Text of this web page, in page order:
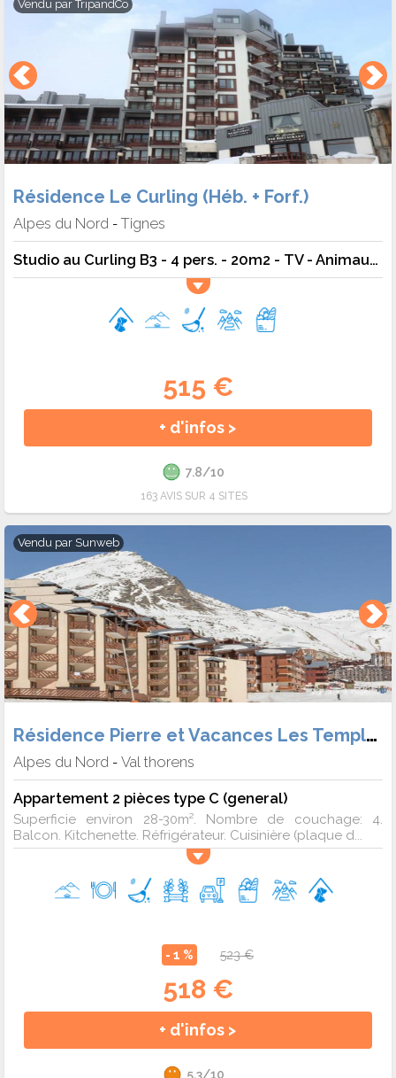
Vendu parTripandCo
Résidence Le Curling (Héb. + Forf.)
Alpes du Nord - Tignes
Studio au Curling B3 - 4 pers. - 20m2 - TV - Animaux admis
515 €
+ d'infos >
7.8/10
163 AVIS SUR 4 SITES
Vendu par Sunweb
Résidence Pierre et Vacances Les Temples du Soleil (Héb. + Forf.)
Alpes du Nord - Val thorens
Appartement 2 pièces type C (general)
Superficie environ 28-30m². Nombre de couchage: 4.
Balcon. Kitchenette. Réfrigérateur. Cuisinière (plaque d...
- 1 % 523 €
518 €
+ d'infos >
5.3/10